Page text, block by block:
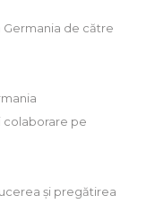
de către
colaborare pe
și pregătirea